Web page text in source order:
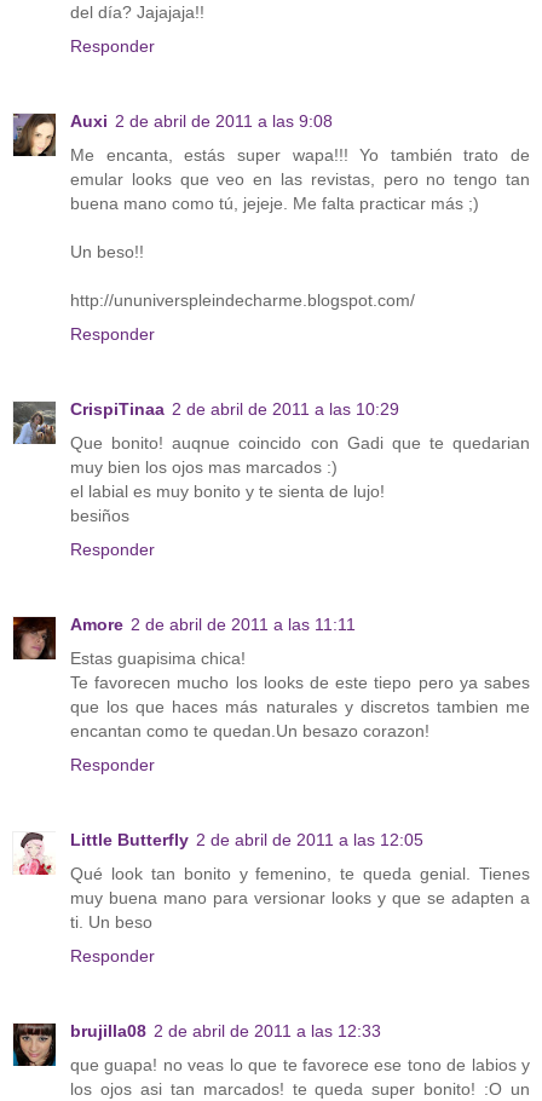
del día? Jajajaja!!
Responder
Auxi 2 de abril de 2011 a las 9:08
Me encanta, estás super wapa!!! Yo también trato de
emular looks que veo en las revistas, pero no tengo tan
buena mano como tú, jejeje. Me falta practicar más ;)
Un beso!!
http://ununiverspleindecharme.blogspot.com/
Responder
CrispiTinaa 2 de abril de 2011 a las 10:29
Que bonito! auqnue coincido con Gadi que te quedarian
muy bien los ojos mas marcados :)
el labial es muy bonito y te sienta de lujo!
besiños
Responder
Amore 2 de abril de 2011 a las 11:11
Estas guapisima chica!
Te favorecen mucho los looks de este tiepo pero ya sabes
que los que haces más naturales y discretos tambien me
encantan como te quedan.Un besazo corazon!
Responder
Little Butterfly 2 de abril de 2011 a las 12:05
Qué look tan bonito y femenino, te queda genial. Tienes
muy buena mano para versionar looks y que se adapten a
ti. Un beso
Responder
brujilla08 2 de abril de 2011 a las 12:33
que guapa! no veas lo que te favorece ese tono de labios y
los ojos asi tan marcados! te queda super bonito! :O un